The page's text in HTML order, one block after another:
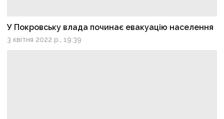
У Покровську влада починає евакуацію населення
3 квітня 2022 р., 19:39